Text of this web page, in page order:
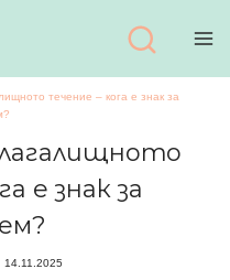
течение – кога е знак за
е знак за
14.11.2025